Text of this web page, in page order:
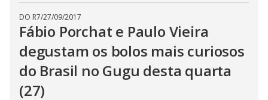
DO R7/27/09/2017
Fábio Porchat e Paulo Vieira
degustam os bolos mais curiosos
do Brasil no Gugu desta quarta
(27)